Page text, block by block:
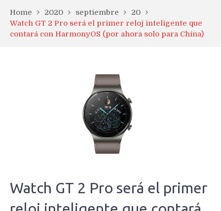
Home 2020 septiembre
20
Watch GT 2 Pro será el primer reloj inteligente que
contará con HarmonyOS (por ahora solo para China)
Watch GT 2 Pro será el primer